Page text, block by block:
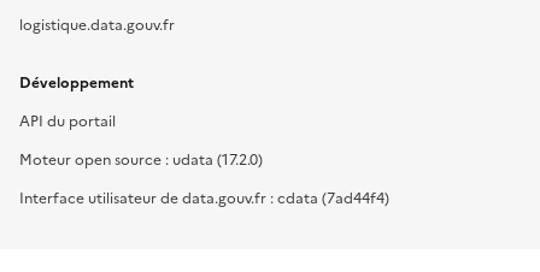
logistique.data.gouv.fr
Développement
API du portail
Moteur open source : udata (17.2.0)
Interface utilisateur de data.gouv.fr : cdata (7ad44f4)